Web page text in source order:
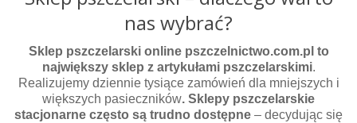
nas wybrać?
Sklep pszczelarski online pszczelnictwo.com.pl to
największy sklep z artykułami pszczelarskimi.
Realizujemy dziennie tysiące zamówień dla mniejszych i
większych pasieczników. Sklepy pszczelarskie
stacjonarne często są trudno dostępne – decydując się